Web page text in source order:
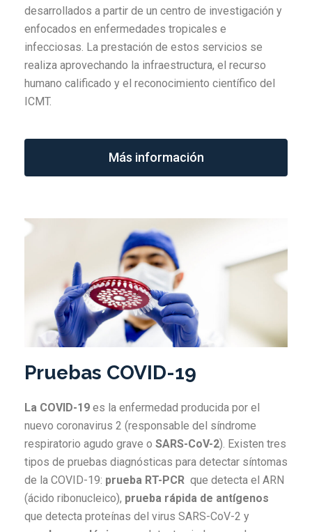
desarrollados a partir de un centro de investigación y
enfocados en enfermedades tropicales e
infecciosas. La prestación de estos servicios se
realiza aprovechando la infraestructura, el recurso
humano calificado y el reconocimiento científico del
ICMT.
Más información
Pruebas COVID-19
La COVID-19 es la enfermedad producida por el
nuevo coronavirus 2 (responsable del síndrome
respiratorio agudo grave o SARS-CoV-2). Existen tres
tipos de pruebas diagnósticas para detectar síntomas
de la COVID-19: prueba RT-PCR que detecta el ARN
(ácido ribonucleico), prueba rápida de antígenos
que detecta proteínas del virus SARS-CoV-2 y